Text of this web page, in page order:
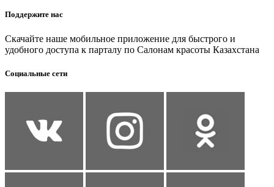
Поддержите нас
Скачайте наше мобильное приложение для быстрого и
удобного доступа к парталу по Салонам красоты Казахстана
Социальные сети